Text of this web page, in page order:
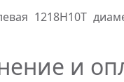
1218Н10Т
и